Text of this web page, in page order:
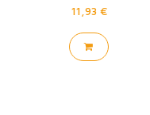
11,93 €